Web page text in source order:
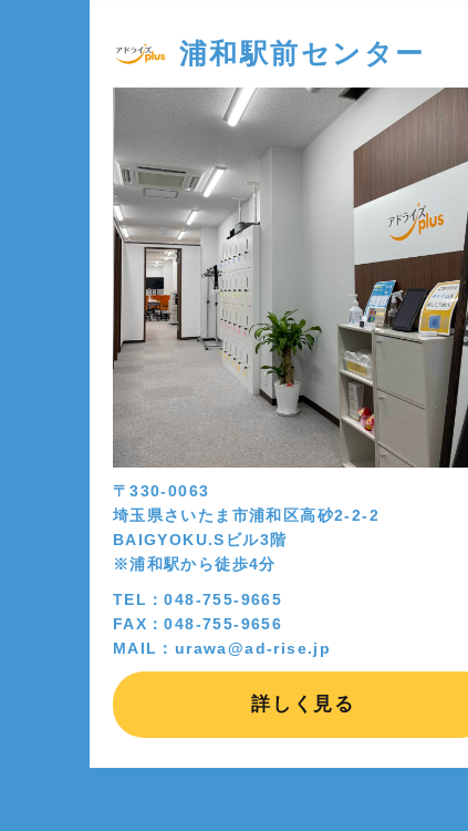
浦和駅前センター
〒330-0063
埼玉県さいたま市浦和区高砂2-2-2
BAIGYOKU.Sビル3階
※浦和駅から徒歩4分
TEL：048-755-9665
FAX：048-755-9656
MAIL：urawa@ad-rise.jp
詳しく見る